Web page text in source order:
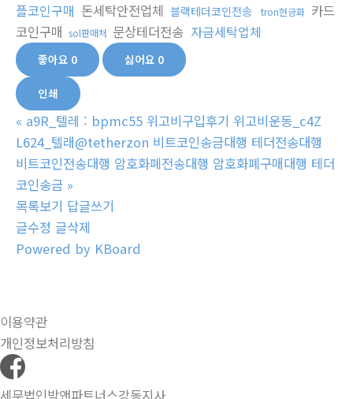
플코인구매 돈세탁안전업체 블랙테더코인전송 tron현금화 카드
코인구매 sol판매처 문상테더전송 자금세탁업체
좋아요 0 싫어요 0
인쇄
« a9R_텔레 : bpmc55 위고비구입후기 위고비운동_c4Z
L624_텔래@tetherzon 비트코인송금대행 테더전송대행
비트코인전송대행 암호화폐전송대행 암호화폐구매대행 테더
코인송금 »
목록보기 답글쓰기
글수정 글삭제
Powered by KBoard
이용약관
개인정보처리방침
세무법인박앤파트너스강동지사